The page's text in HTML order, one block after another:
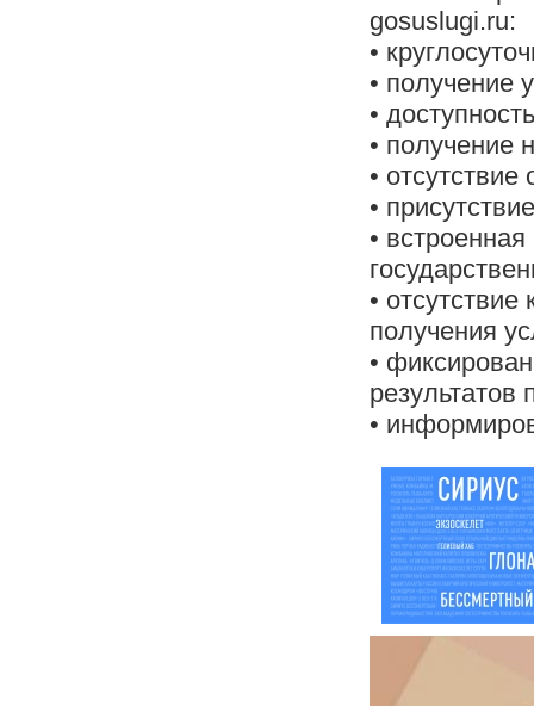
gosuslugi.ru:
•
• получение
•
• получение
• отсутствие
•
•
•
получения
•
результатов
•